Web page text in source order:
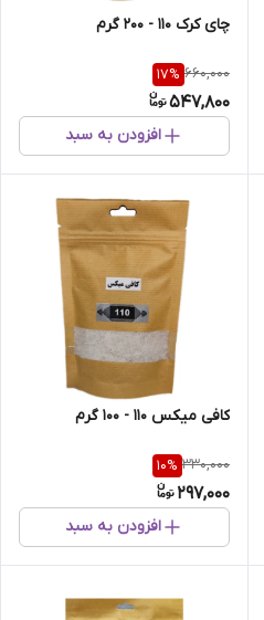
چای کرک 110 - 200 گرم
660,000
17%
547,800
افزودن به سبد
کافی میکس 110 - 100 گرم
330,000
10%
297,000
افزودن به سبد